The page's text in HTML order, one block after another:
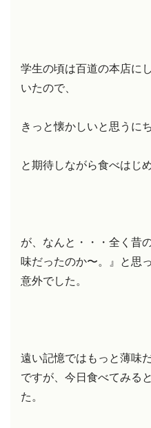
学生の頃は百道の本店に
いたので、
きっと懐かしいと思うに
と期待しながら食べはじ
が、なんと・・・全く昔
味だったのか〜。』と思
意外でした。
遠い記憶ではもっと薄味
ですが、今日食べてみる
た。